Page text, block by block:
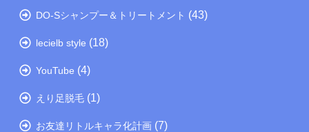
DO-Sシャンプー＆トリートメント (43)
lecielb style (18)
YouTube (4)
えり足脱毛 (1)
お友達リトルキャラ化計画 (7)